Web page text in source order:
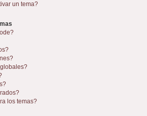
un tema?
los temas?